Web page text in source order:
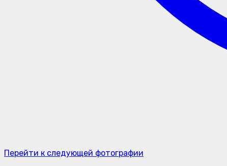
Перейти к следующей фотографии